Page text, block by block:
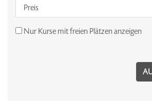
Preis
Nur Kurse mit freien Plätzen anzeigen